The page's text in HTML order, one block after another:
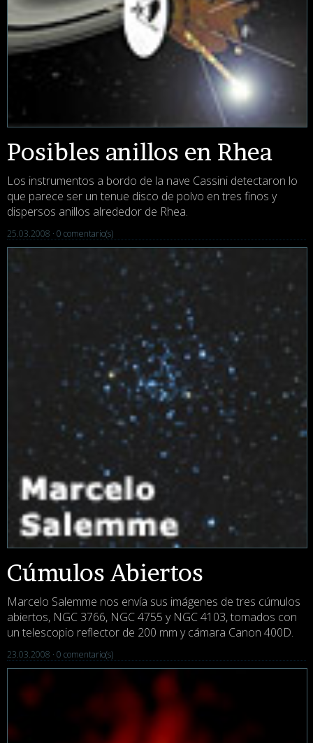
Posibles anillos en Rhea
Los instrumentos a bordo de la nave Cassini detectaron lo
que parece ser un tenue disco de polvo en tres finos y
dispersos anillos alrededor de Rhea.
25.03.2008 · 0 comentario(s)
Cúmulos Abiertos
Marcelo Salemme nos envía sus imágenes de tres cúmulos
abiertos, NGC 3766, NGC 4755 y NGC 4103, tomados con
un telescopio reflector de 200 mm y cámara Canon 400D.
23.03.2008 · 0 comentario(s)